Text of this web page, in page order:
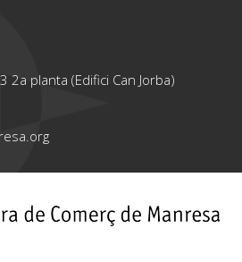
2a planta (Edifici Can Jorba)